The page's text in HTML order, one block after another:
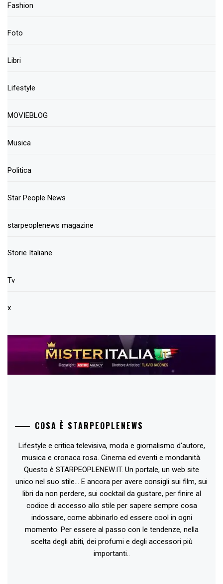
Fashion
Foto
Libri
Lifestyle
MOVIEBLOG
Musica
Politica
Star People News
starpeoplenews magazine
Storie Italiane
Tv
x
COSA È STARPEOPLENEWS
Lifestyle e critica televisiva, moda e giornalismo d'autore,
musica e cronaca rosa. Cinema ed eventi e mondanità.
Questo è STARPEOPLENEW.IT. Un portale, un web site
unico nel suo stile... E ancora per avere consigli sui film, sui
libri da non perdere, sui cocktail da gustare, per finire al
codice di accesso allo stile per sapere sempre cosa
indossare, come abbinarlo ed essere cool in ogni
momento. Per essere al passo con le tendenze, nella
scelta degli abiti, dei profumi e degli accessori più
importanti..